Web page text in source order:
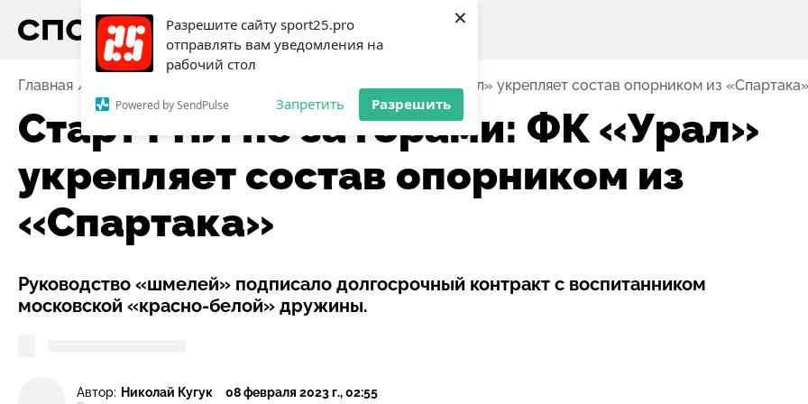
Разрешите сайту sport25.pro
отправлять вам уведомления на
рабочий стол
Powered by SendPulse Запретить Разрешить
×
Главная Старт РПЛ не за горами: ФК «Урал» укрепляет состав опорником из
Старт РПЛ не за горами: ФК «Урал»
укрепляет состав опорником из
«Спартака»
Руководство «шмелей» подписало долгосрочный контракт с воспитанником
московской «красно-белой» дружины.
Автор: Николай Кугук 08 февраля 2023 г., 02:55